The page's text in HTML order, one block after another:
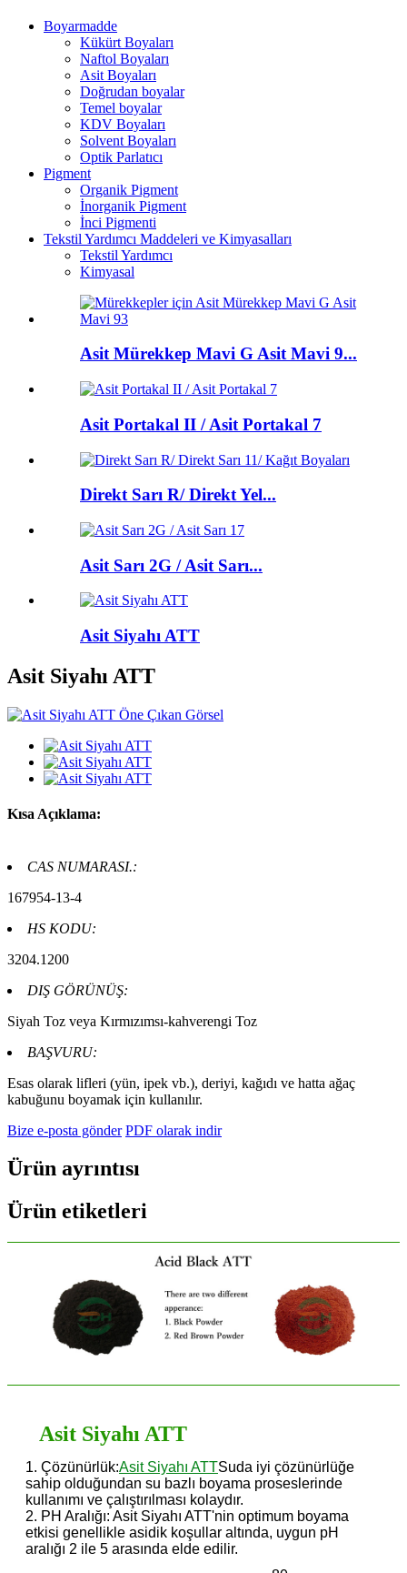
Boyarmadde
Kükürt Boyaları
Naftol Boyaları
Asit Boyaları
Doğrudan boyalar
Temel boyalar
KDV Boyaları
Solvent Boyaları
Optik Parlatıcı
Pigment
Organik Pigment
İnorganik Pigment
İnci Pigmenti
Tekstil Yardımcı Maddeleri ve Kimyasalları
Tekstil Yardımcı
Kimyasal
Asit Mürekkep Mavi G Asit Mavi 9...
Asit Portakal II / Asit Portakal 7
Direkt Sarı R/ Direkt Yel...
Asit Sarı 2G / Asit Sarı...
Asit Siyahı ATT
Asit Siyahı ATT
Kısa Açıklama:
CAS NUMARASI.:
167954-13-4
HS KODU:
3204.1200
DIŞ GÖRÜNÜŞ:
Siyah Toz veya Kırmızımsı-kahverengi Toz
BAŞVURU:
Esas olarak lifleri (yün, ipek vb.), deriyi, kağıdı ve hatta ağaç
kabuğunu boyamak için kullanılır.
Bize e-posta gönder PDF olarak indir
Ürün ayrıntısı
Ürün etiketleri
Asit Siyahı ATT
1. Çözünürlük:Asit Siyahı ATTSuda iyi çözünürlüğe
sahip olduğundan su bazlı boyama proseslerinde
kullanımı ve çalıştırılması kolaydır.
2. PH Aralığı: Asit Siyahı ATT'nin optimum boyama
etkisi genellikle asidik koşullar altında, uygun pH
aralığı 2 ile 5 arasında elde edilir.